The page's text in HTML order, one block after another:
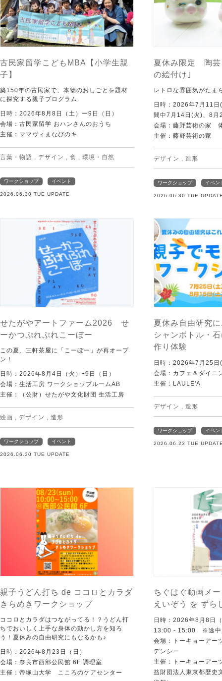
古民家留学こどもMBA【小学生親
子】
築150年の古民家で、本物のおしごとを題材
に探究する親子プログラム
日時：2026年8月8日（土）ー9日（日）
会場：古民家留学 おハンさんのおうち
主催：ママヴィまなびのキ
言葉・物語 , デザイン , 食 , 環境・自然
ワークショップ イベント
2026.06.30 TUE UPDATE
夏休み限定 陶芸
の絵付け｣
レトロな雰囲気がたま
日時：2026年7月11
間中7月14日(火)、8月
会場：藤野芸術の家
主催：藤野芸術の家
デザイン , 造形
ワークショップ イベン
2026.06.30 TUE
せたがやアートファーム2026 せ
ーかつぷれぷれこーぼー
この夏、三軒茶屋に「こーぼー」が再オープ
ン！
日時：2026年8月4日（火）ｰ9日（日）
会場：生活工房 ワークショップルームAB
主催：（公財）せたがや文化財団 生活工房
絵画 , デザイン , 造形
ワークショップ イベント
2026.06.30 TUE UPDATE
夏休み自由研究
シャンボトル・
作り体験
日時：2026年7月25
会場：カフェ＆ダイ
主催：LAULE'A
デザイン , 造形
ワークショップ イベン
2026.06.23 TUE
親子うどん打ち de ココロとカラダ
きらめきワークショップ
ココロとカラダはつながってる！？うどん打
ちでおいしく上手な身体の動かし方を知ろ
う！夏休みの自由研究にもなるかも♪
日時：2026年8月23日（日）
会場：奈良市西部公民館 6F 調理室
主催：帝塚山大学 こころのケアセンター
ちぐはぐ動画メ
えいぞう を ず
日時：2026年8月8日
13:00 - 15:00 ※途中
会場：トーキョーアー
デンシー
主催：トーキョーアー
益財団法人東京都歴史